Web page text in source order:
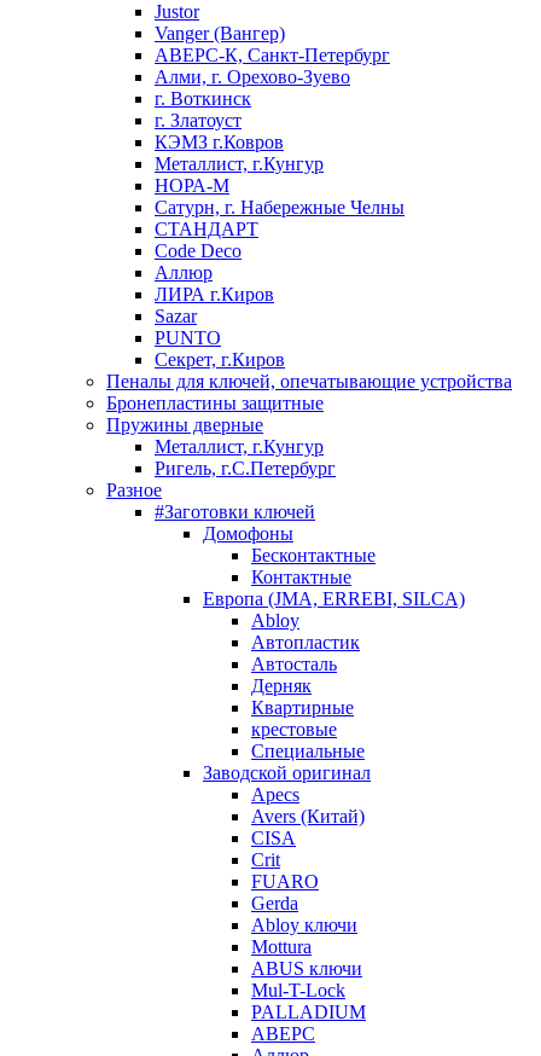
Justor
Vanger (Вангер)
АВЕРС-К, Санкт-Петербург
Алми, г. Орехово-Зуево
г. Воткинск
г. Златоуст
КЭМЗ г.Ковров
Металлист, г.Кунгур
НОРА-М
Сатурн, г. Набережные Челны
СТАНДАРТ
Code Deco
Аллюр
ЛИРА г.Киров
Sazar
PUNTO
Секрет, г.Киров
Пеналы для ключей, опечатывающие устройства
Бронепластины защитные
Пружины дверные
Металлист, г.Кунгур
Ригель, г.С.Петербург
Разное
#Заготовки ключей
Домофоны
Бесконтактные
Контактные
Европа (JMA, ERREBI, SILCA)
Abloy
Автопластик
Автосталь
Дерняк
Квартирные
крестовые
Специальные
Заводской оригинал
Apecs
Avers (Китай)
CISA
Crit
FUARO
Gerda
Abloy ключи
Mottura
ABUS ключи
Mul-T-Lock
PALLADIUM
АВЕРС